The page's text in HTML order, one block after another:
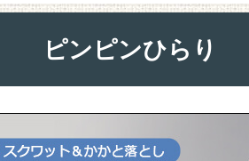
ピンピンひらり